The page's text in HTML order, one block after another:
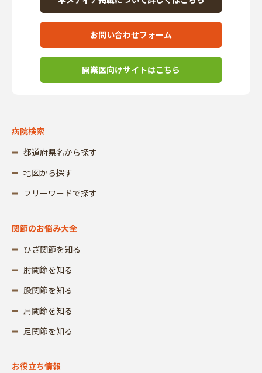
お問い合わせフォーム
開業医向けサイトはこちら
病院検索
都道府県名から探す
地図から探す
フリーワードで探す
関節のお悩み大全
ひざ関節を知る
肘関節を知る
股関節を知る
肩関節を知る
足関節を知る
お役立ち情報